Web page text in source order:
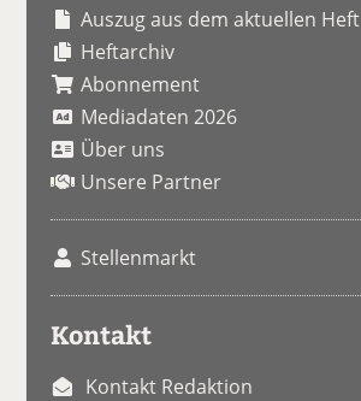
Auszug aus dem aktuellen Heft
Heftarchiv
Abonnement
Mediadaten 2026
Über uns
Unsere Partner
Stellenmarkt
Kontakt
Kontakt Redaktion